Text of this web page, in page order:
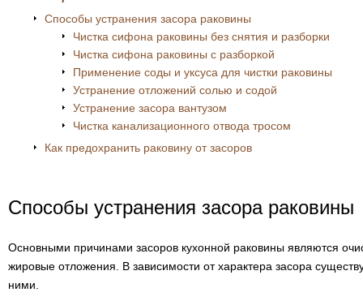
Способы устранения засора раковины
Чистка сифона раковины без снятия и разборки
Чистка сифона раковины с разборкой
Применение соды и уксуса для чистки раковины
Устранение отложений солью и содой
Устранение засора вантузом
Чистка канализационного отвода тросом
Как предохранить раковину от засоров
Способы устранения засора раковины
Основными причинами засоров кухонной раковины являются
жировые отложения. В зависимости от характера засора
ними.